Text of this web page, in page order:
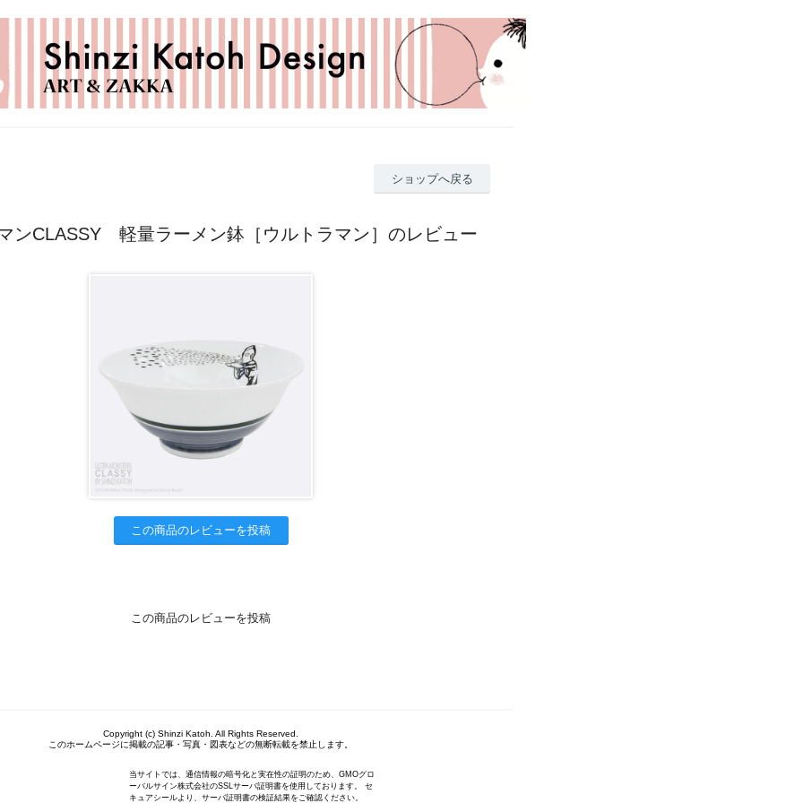
ショップへ戻る
ンCLASSY 軽量ラーメン鉢［ウルトラマン］のレビュー
この商品のレビューを投稿
この商品のレビューを投稿
Copyright (c) Shinzi Katoh. All Rights Reserved.
このホームページに掲載の記事・写真・図表などの無断転載を禁止します。
当サイトでは、通信情報の暗号化と実在性の証明のため、GMOグロ
ーバルサイン株式会社のSSLサーバ証明書を使用しております。 セ
キュアシールより、サーバ証明書の検証結果をご確認ください。